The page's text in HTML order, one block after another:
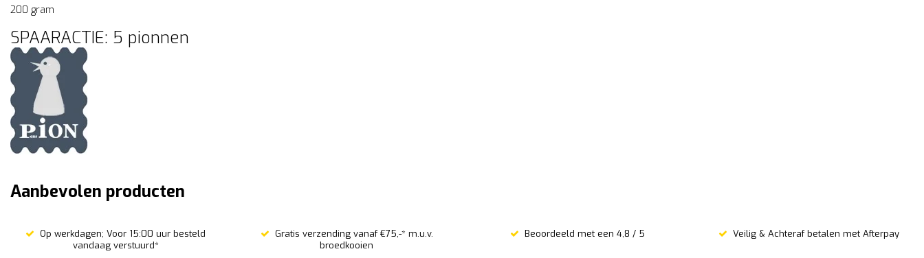
200 gram
SPAARACTIE: 5 pionnen
Aanbevolen producten
Op werkdagen; Voor 15:00 uur besteld
vandaag verstuurd*
Gratis verzending vanaf €75,-* m.u.v.
broedkooien
Beoordeeld met een 4,8 / 5 Veilig & Achteraf betalen met Afterpay